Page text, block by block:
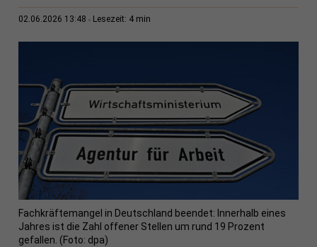
02.06.2026 13:48 Lesezeit: 4 min
Fachkräftemangel in Deutschland beendet: Innerhalb eines
Jahres ist die Zahl offener Stellen um rund 19 Prozent
gefallen. (Foto: dpa)